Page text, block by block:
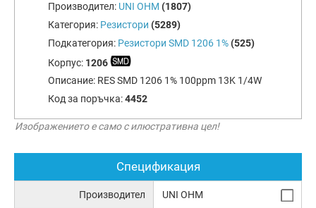
Производител: UNI OHM (1807)
Категория: Резистори (5289)
Подкатегория: Резистори SMD 1206 1% (525)
Корпус: 1206
Описание: RES SMD 1206 1% 100ppm 13K 1/4W
Код за поръчка:4452
Изображението е само с илюстративна цел!
Спецификация
Производител UNI OHM